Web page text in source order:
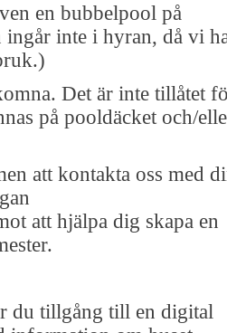
en bubbelpool på
ingår inte i hyran, då vi
Det är inte tillåtet
på pooldäcket och/
att kontakta oss med
att hjälpa dig skapa en
du tillgång till en digital